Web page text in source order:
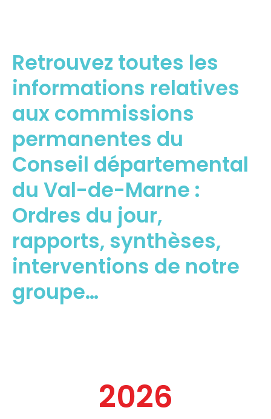
Retrouvez toutes les
informations relatives
aux commissions
permanentes du
Conseil départemental
du Val-de-Marne :
Ordres du jour,
rapports, synthèses,
interventions de notre
groupe…
2026